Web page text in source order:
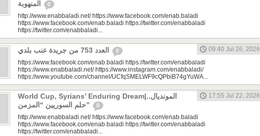
0
http://www.enabbaladi.net/ https://www.facebook.com/enab.baladi
https://www.facebook.com/enab.baladi https://twitter.com/enabbaladi
https://twitter.com/enabbaladi...
0
09:40 Jul 26, 2026
https://www.facebook.com/enab.baladi https://twitter.com/enabbaladi
https://www.enabbaladi.net/ https://www.instagram.com/enabbaladi/
https://www.youtube.com/channel/UCfqSMELWF9cQPbiB74gYuWA...
World Cup, Syrians’ Enduring Dream|المونديال..
حلم السوريين “المزمن”
0
17:55 Jul 22, 2026
http://www.enabbaladi.net/ https://www.facebook.com/enab.baladi
https://www.facebook.com/enab.baladi https://twitter.com/enabbaladi
https://twitter.com/enabbaladi...